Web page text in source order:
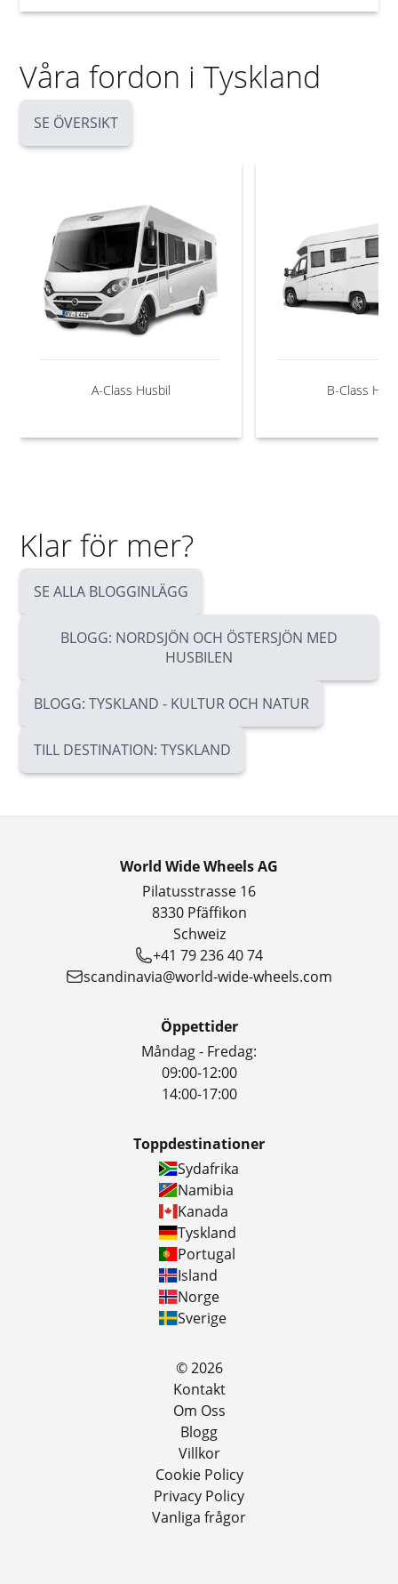
Våra fordon i Tyskland
SE ÖVERSIKT
A-Class Husbil B-Class
Klar för mer?
SE ALLA BLOGGINLÄGG
BLOGG: NORDSJÖN OCH ÖSTERSJÖN MED
HUSBILEN
BLOGG: TYSKLAND - KULTUR OCH NATUR
TILL DESTINATION: TYSKLAND
World Wide Wheels AG
Pilatusstrasse 16
8330 Pfäffikon
Schweiz
+41 79 236 40 74
scandinavia@world-wide-wheels.com
Öppettider
Måndag - Fredag:
09:00-12:00
14:00-17:00
Toppdestinationer
Sydafrika
Namibia
Kanada
Tyskland
Portugal
Island
Norge
Sverige
© 2026
Kontakt
Om Oss
Blogg
Villkor
Cookie Policy
Privacy Policy
Vanliga frågor